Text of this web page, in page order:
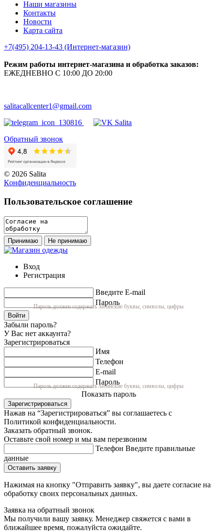
Наши магазины
Контакты
Новости
Карта сайта
+7(495) 204-13-43 (Интернет-магазин)
Режим работы интернет-магазина и обработка заказов:
ЕЖЕДНЕВНО С 10:00 ДО 20:00
salitacallcenter1@gmail.com
Обратный звонок
© 2026 Salita
Кoнфидeнциaльнoсть
Пользовательское соглашение
Принимаю Не принимаю
Вход
Регистрация
Введите E-mail
Пароль
Пароль должен содержать латинские буквы, символы, цифры
Войти
Забыли пароль?
У Вас нет аккаунта?
Зарегистрироваться
Имя
Телефон
E-mail
Пароль
Пароль должен содержать латинские буквы, символы, цифры
Показать пароль
Зарегистрироваться
Нажав на “Зарегистрироваться” вы соглашаетесь с
Политикой конфиденциальности.
Заказать обратный звонок.
Оставьте свой номер и мы вам перезвоним
Телефон Введите правильные
данные
Оставить заявку
Нажимая на кнопку "Отправить заявку", вы даете согласие на
обработку своих персональных данных.
Заявка на обратный звонок
Мы получили вашу заявку. Менеджер свяжется с вами в
ближайшее время, пожалуйста ожидайте.